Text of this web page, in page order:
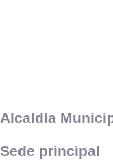
Alcaldía
Sede principal